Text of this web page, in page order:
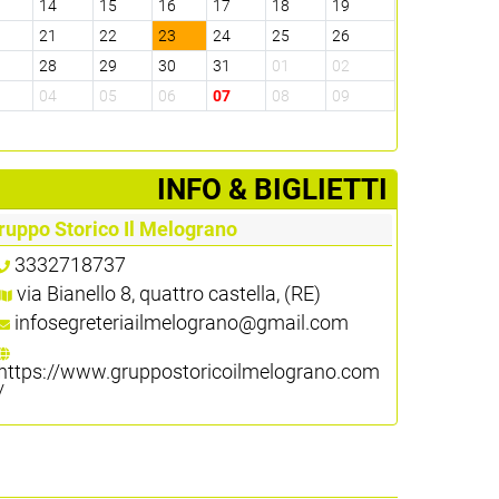
14 15 16 17 18
19
21 22 23 24 25
26
28 29 30 31 01
02
04 05 06 07 08 09
­INFO & BIGLIETTI
Storico Il Melograno
3332718737
via Bianello 8, quattro castella, (RE)
infosegreteriailmelograno@gmail.com
www.gruppostoricoilmelograno.com